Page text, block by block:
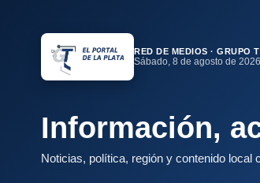
RED DE MEDIOS · GRUPO
Sábado, 8 de agosto de 2026
Información,
Noticias, política, región y contenido local